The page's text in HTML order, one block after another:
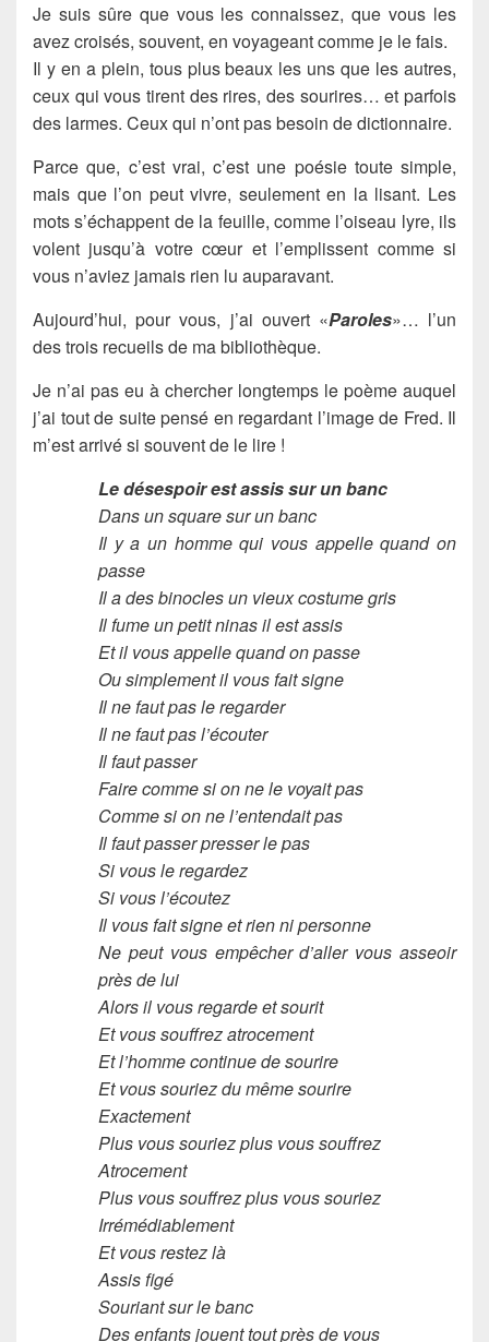
Je suis sûre que vous les connaissez, que vous les
avez croisés, souvent, en voyageant comme je le fais.
Il y en a plein, tous plus beaux les uns que les autres,
ceux qui vous tirent des rires, des sourires… et parfois
des larmes. Ceux qui n’ont pas besoin de dictionnaire.
Parce que, c’est vrai, c’est une poésie toute simple,
mais que l’on peut vivre, seulement en la lisant. Les
mots s’échappent de la feuille, comme l’oiseau lyre, ils
volent jusqu’à votre cœur et l’emplissent comme si
vous n’aviez jamais rien lu auparavant.
Aujourd’hui, pour vous, j’ai ouvert «Paroles»… l’un
des trois recueils de ma bibliothèque.
Je n’ai pas eu à chercher longtemps le poème auquel
j’ai tout de suite pensé en regardant l’image de Fred. Il
m’est arrivé si souvent de le lire !
Le désespoir est assis sur un banc
Dans un square sur un banc
Il y a un homme qui vous appelle quand on
passe
Il a des binocles un vieux costume gris
Il fume un petit ninas il est assis
Et il vous appelle quand on passe
Ou simplement il vous fait signe
Il ne faut pas le regarder
Il ne faut pas l’écouter
Il faut passer
Faire comme si on ne le voyait pas
Comme si on ne l’entendait pas
Il faut passer presser le pas
Si vous le regardez
Si vous l’écoutez
Il vous fait signe et rien ni personne
Ne peut vous empêcher d’aller vous asseoir
près de lui
Alors il vous regarde et sourit
Et vous souffrez atrocement
Et l’homme continue de sourire
Et vous souriez du même sourire
Exactement
Plus vous souriez plus vous souffrez
Atrocement
Plus vous souffrez plus vous souriez
Irrémédiablement
Et vous restez là
Assis figé
Souriant sur le banc
Des enfants jouent tout près de vous